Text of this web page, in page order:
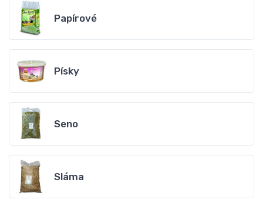
Papírové
Písky
Seno
Sláma